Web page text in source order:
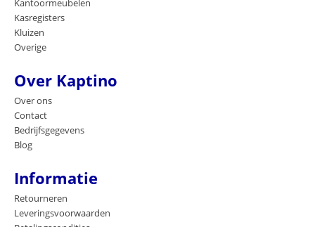
Kantoormeubelen
Kasregisters
Kluizen
Overige
Over Kaptino
Over ons
Contact
Bedrijfsgegevens
Blog
Informatie
Retourneren
Leveringsvoorwaarden